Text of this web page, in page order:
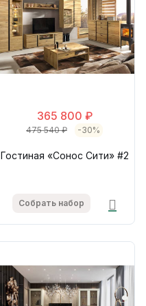
365 800 ₽
475 540 ₽ -30%
Гостиная «Сонос Сити» #2
Собрать набор